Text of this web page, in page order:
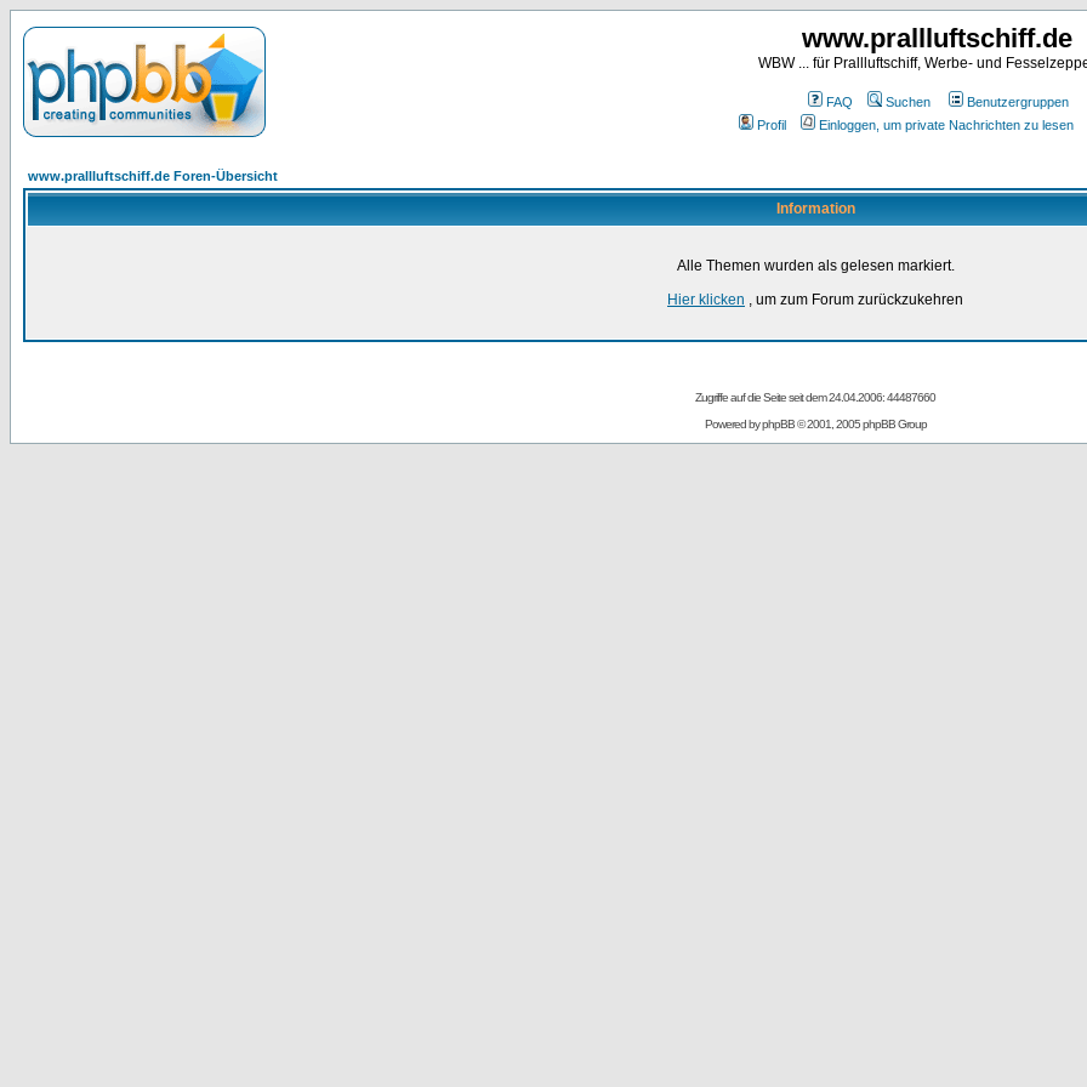
www.prallluftschiff.de
WBW ... für Prallluftschiff, Werbe- und
FAQ Suchen
Benutzergruppen
Profil
Einloggen, um private Nachrichten zu lesen
www.prallluftschiff.de Foren-Übersicht
Information
Alle Themen wurden als gelesen markiert.
Hier klicken , um zum Forum zurückzukehren
Zugriffe auf die Seite seit dem 24.04.2006: 44487660
Powered byphpBB© 2001, 2005 phpBB Group